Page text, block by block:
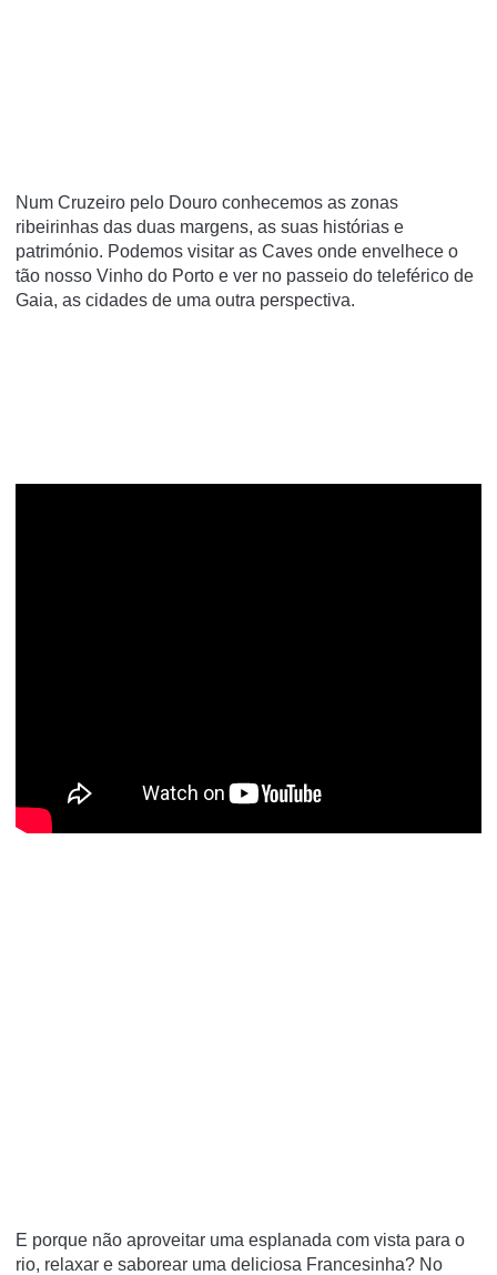
Num Cruzeiro pelo Douro conhecemos as zonas
ribeirinhas das duas margens, as suas histórias e
património. Podemos visitar as Caves onde envelhece o
tão nosso Vinho do Porto e ver no passeio do teleférico de
Gaia, as cidades de uma outra perspectiva.
E porque não aproveitar uma esplanada com vista para o
rio, relaxar e saborear uma deliciosa Francesinha? No